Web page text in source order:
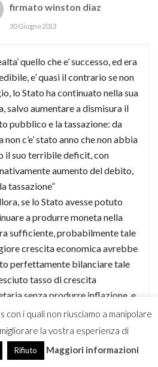
firmato winston diaz
30 Giugno 2013
quello che e’ successo, ed era
e’ quasi il contrario se non
lo Stato ha continuato nella sua
salvo aumentare a dismisura il
pubblico e la tassazione: da
non c’e’ stato anno che non abbia
il suo terribile deficit, con
aumento del debito,
tassazione”
se lo Stato avesse potuto
a produrre moneta nella
sufficiente, probabilmente tale
crescita economica avrebbe
perfettamente bilanciare tale
tasso di crescita
senza produrre inflazione, e
aumentare NE’ DEBITO NE’
sarebbe stato meglio
i quali non riusciamo a manipolare
la vostra esperienza di
Rifiuto Maggiori informazioni